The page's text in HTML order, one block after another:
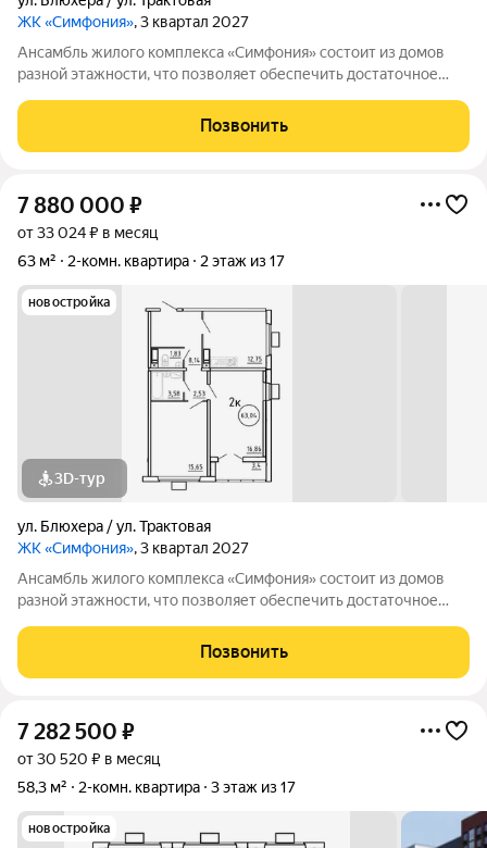
ЖК «Симфония», 3 квартал 2027
Ансамбль жилого комплекса «Симфония» состоит из домов
разной этажности, что позволяет обеспечить достаточное
времени и предлагаем квартиры с уже готовой базовой
отделкой. Заезжайте и живите! ЖК
Позвонить
7 880 000 ₽
от 33 024 ₽ в месяц
63 м²
2-комн. квартира 2 этаж из 17
новостройка
3D-тур
ул. Блюхера / ул. Трактовая
ЖК «Симфония», 3 квартал 2027
Ансамбль жилого комплекса «Симфония» состоит из домов
разной этажности, что позволяет обеспечить достаточное
времени и предлагаем квартиры с уже готовой базовой
отделкой. Заезжайте и живите! ЖК
Позвонить
7 282 500 ₽
от 30 520 ₽ в месяц
58,3 м²
2-комн. квартира 3 этаж из 17
новостройка